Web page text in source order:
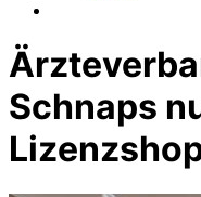
Schnaps